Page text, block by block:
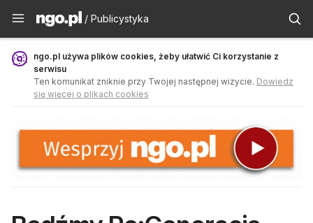
Publicystyka - ngo.pl
/ Publicystyka
ngo.pl używa plików cookies, żeby ułatwić Ci korzystanie z
serwisu
Ten komunikat zniknie przy Twojej następnej wizycie. Dowiedz
się więcej o plikach cookies